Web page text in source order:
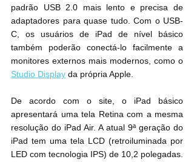
padrão USB 2.0 mais lento e precisa de
adaptadores para quase tudo. Com o USB-
C, os usuários de iPad de nível básico
também poderão conectá-lo facilmente a
Studio Display da própria Apple.
De acordo com o site, o iPad básico
apresentará uma tela Retina com a mesma
resolução do iPad Air. A atual 9ª geração do
iPad tem uma tela LCD (retroiluminada por
LED com tecnologia IPS) de 10,2 polegadas.